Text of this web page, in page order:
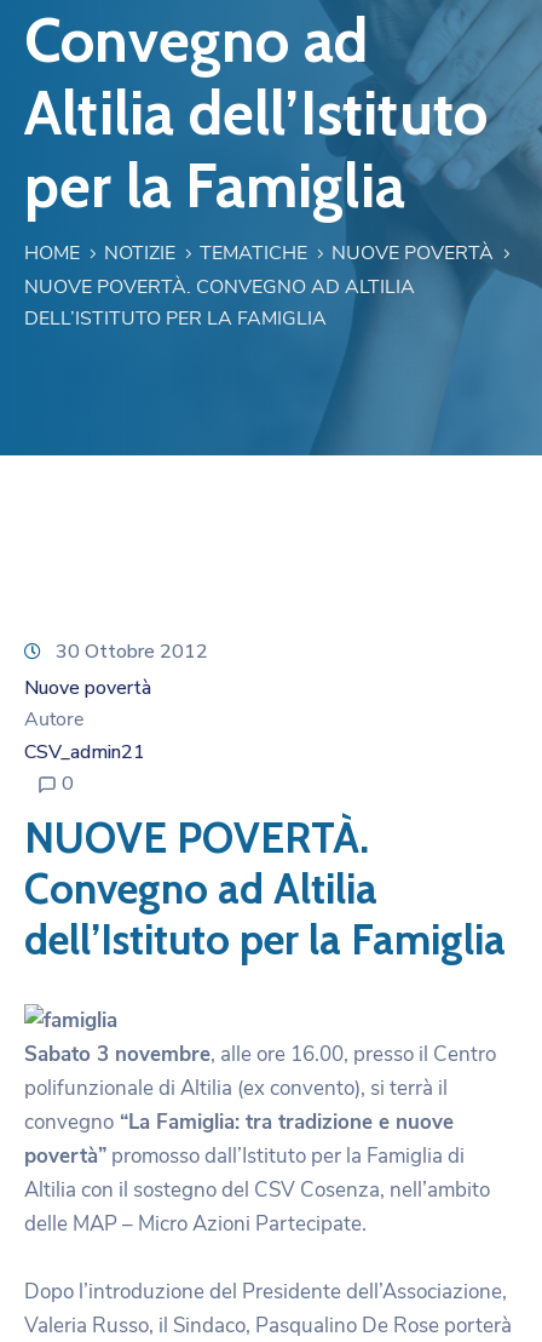
Convegno ad
Altilia dell’Istituto
per la Famiglia
HOME NOTIZIE TEMATICHE
NUOVE POVERTÀ
NUOVE POVERTÀ. CONVEGNO AD ALTILIA
DELL’ISTITUTO PER LA FAMIGLIA
30 Ottobre 2012
Nuove povertà
Autore
CSV_admin21
0
NUOVE POVERTÀ.
Convegno ad Altilia
dell’Istituto per la Famiglia
Sabato 3 novembre, alle ore 16.00, presso il Centro
polifunzionale di Altilia (ex convento), si terrà il
convegno “La Famiglia: tra tradizione e nuove
povertà” promosso dall’Istituto per la Famiglia di
Altilia con il sostegno del CSV Cosenza, nell’ambito
delle MAP – Micro Azioni Partecipate.
Dopo l’introduzione del Presidente dell’Associazione,
Valeria Russo, il Sindaco, Pasqualino De Rose porterà